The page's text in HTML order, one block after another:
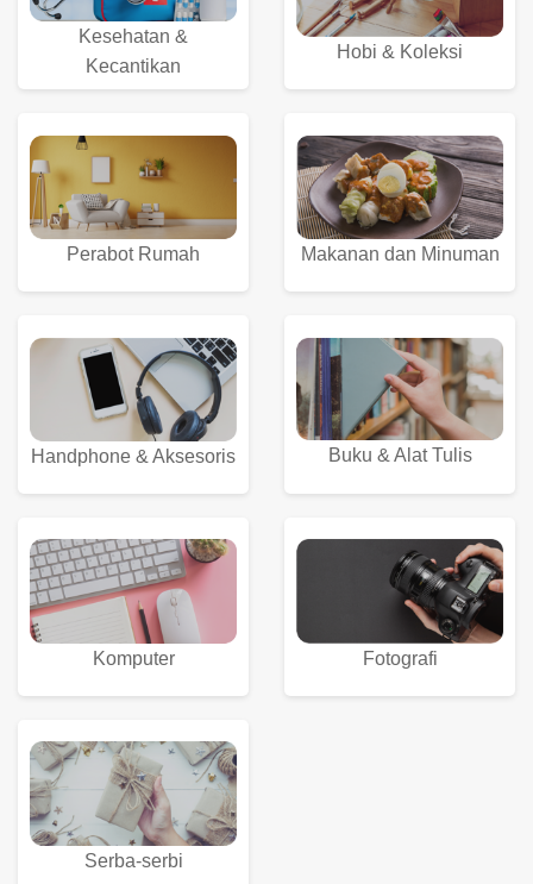
Kesehatan &
Kecantikan
Hobi & Koleksi
Perabot Rumah Makanan dan Minuman
Handphone & Aksesoris Buku & Alat Tulis
Komputer Fotografi
Serba-serbi